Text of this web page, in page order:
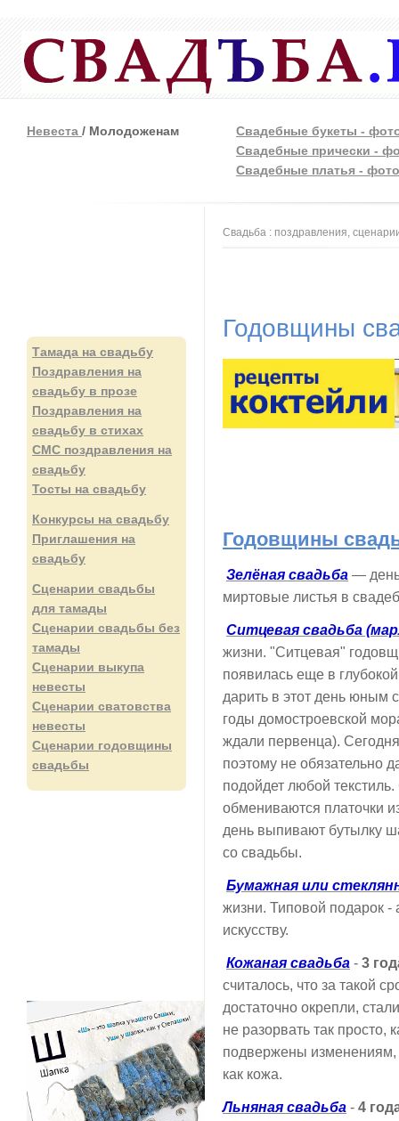
Невеста / Молодоженам
Свадебные букеты -
Свадебные прически -
Свадебные платья - фото
Тамада на свадьбу
Поздравления на
свадьбу в прозе
Поздравления на
свадьбу в стихах
СМС поздравления на
свадьбу
Тосты на свадьбу
Конкурсы на свадьбу
Приглашения на
свадьбу
Сценарии свадьбы
для тамады
Сценарии свадьбы без
тамады
Сценарии выкупа
невесты
Сценарии сватовства
невесты
Сценарии годовщины
свадьбы
Вы здесь
Свадьба : поздравления,
Годовщины
Годовщины
Зелёная свадьба —
миртовые листья в
Ситцевая свадьба
жизни. "Ситцевая"
появилась еще в
дарить в этот день юным
годы домостроевской
ждали первенца). Сегодня
поэтому не обязательно
подойдет любой
обмениваются платочки
день выпивают бутылку
со свадьбы.
Бумажная или
жизни. Типовой подарок -
искусству.
Кожаная свадьба - 3
считалось, что за такой
достаточно окрепли,
не разорвать так
подвержены изменениям,
как кожа.
Льняная свадьба - 4